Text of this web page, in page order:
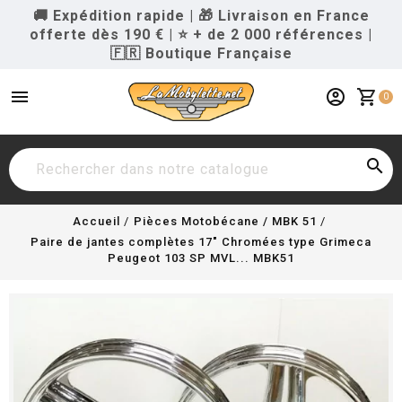
🚚 Expédition rapide | 🎁 Livraison en France
offerte dès 190 € | ⭐ + de 2 000 références |
🇫🇷 Boutique Française
menu shopping_cart 0
account_circle

Accueil
Pièces Motobécane / MBK 51
Paire de jantes complètes 17" Chromées type Grimeca
Peugeot 103 SP MVL... MBK51